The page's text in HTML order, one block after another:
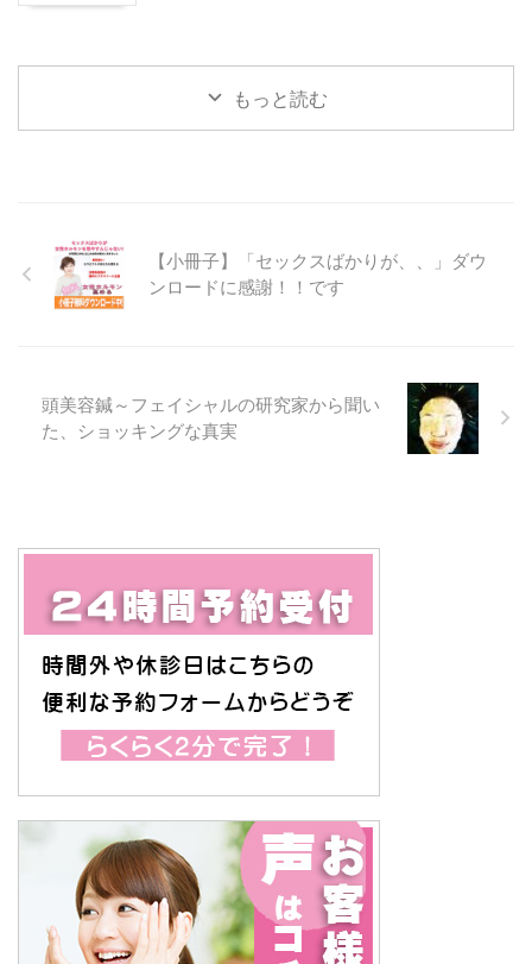
もっと読む
【小冊子】「セックスばかりが、、」ダウ
ンロードに感謝！！です
頭美容鍼～フェイシャルの研究家から聞い
た、ショッキングな真実